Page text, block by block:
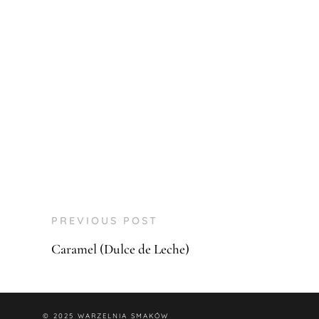
PREVIOUS POST
Caramel (Dulce de Leche)
© 2025 WARZELNIA SMAKÓW